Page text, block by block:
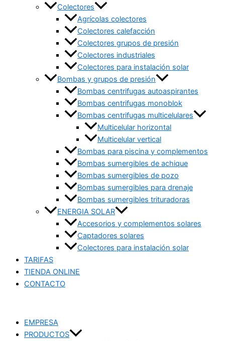
Colectores
Agrícolas colectores
Colectores calefacción
Colectores grupos de presión
Colectores industriales
Colectores para instalación solar
Bombas y grupos de presión
Bombas centrifugas autoaspirantes
Bombas centrifugas monoblok
Bombas centrifugas multicelulares
Multicelular horizontal
Multicelular vertical
Bombas para piscina y complementos
Bombas sumergibles de achique
Bombas sumergibles de pozo
Bombas sumergibles para drenaje
Bombas sumergibles trituradoras
ENERGIA SOLAR
Accesorios y complementos solares
Captadores solares
Colectores para instalación solar
TARIFAS
TIENDA ONLINE
CONTACTO
EMPRESA
PRODUCTOS